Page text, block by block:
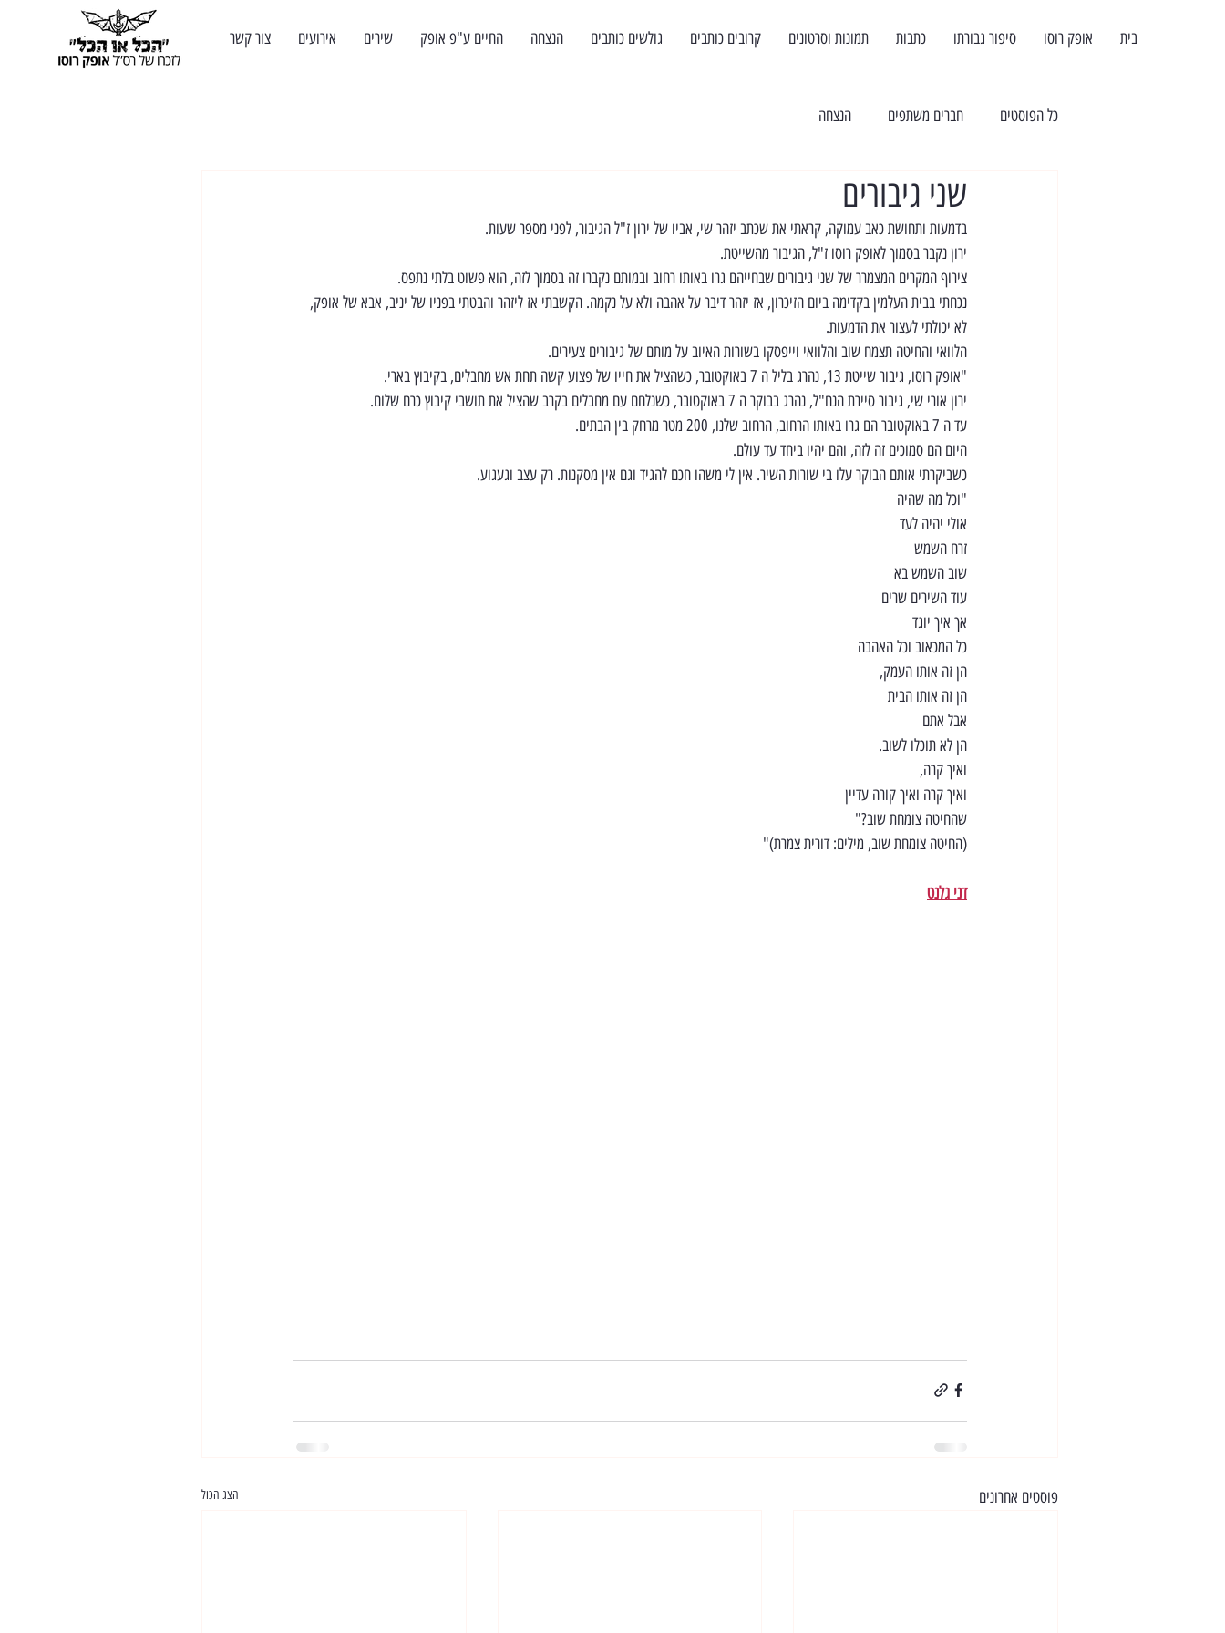
בית אופק רוסו סיפור גבורתו כתבות תמונות וסרטונים קרובים כותבים גולשים כותבים הנצחה החיים ע"פ אופק שירים אירועים צור קשר
כל הפוסטים חברים משתפים הנצחה
שני גיבורים
בדמעות ותחושת כאב עמוקה, קראתי את שכתב יזהר שי, אביו של ירון ז"ל הגיבור, לפני מספר שעות.
ירון נקבר בסמוך לאופק רוסו ז"ל, הגיבור מהשייטת.
צירוף המקרים המצמרר של שני גיבורים שבחייהם גרו באותו רחוב ובמותם נקברו זה בסמוך לזה, הוא פשוט בלתי נתפס.
נכחתי בבית העלמין בקדימה ביום הזיכרון, אז יזהר דיבר על אהבה ולא על נקמה. הקשבתי אז ליזהר והבטתי בפניו של יניב, אבא של אופק,
לא יכולתי לעצור את הדמעות.
הלוואי והחיטה תצמח שוב והלוואי וייפסקו בשורות האיוב על מותם של גיבורים צעירים.
"‏אופק רוסו, גיבור שייטת 13, נהרג בליל ה 7 באוקטובר, כשהציל את חייו של פצוע קשה תחת אש מחבלים, בקיבוץ בארי.
ירון אורי שי, גיבור סיירת הנח"ל, נהרג בבוקר ה 7 באוקטובר, כשנלחם עם מחבלים בקרב שהציל את תושבי קיבוץ כרם שלום.
עד ה 7 באוקטובר הם גרו באותו הרחוב, הרחוב שלנו, 200 מטר מרחק בין הבתים.
היום הם סמוכים זה לזה, והם יהיו ביחד עד עולם.
כשביקרתי אותם הבוקר עלו בי שורות השיר. אין לי משהו חכם להגיד וגם אין מסקנות. רק עצב וגעגוע.
"וכל מה שהיה
אולי יהיה לעד
זרח השמש
שוב השמש בא
עוד השירים שרים
אך איך יוגד
כל המכאוב וכל האהבה
הן זה אותו העמק,
הן זה אותו הבית
אבל אתם
הן לא תוכלו לשוב.
ואיך קרה,
ואיך קרה ואיך קורה עדיין
שהחיטה צומחת שוב?"
(החיטה צומחת שוב, מילים: דורית צמרת)"
דני גלנט
פוסטים אחרונים הצג הכול